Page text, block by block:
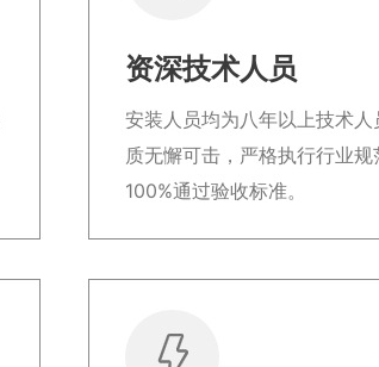
资深技术人员
安装人员均为八年以上技术
质无懈可击，严格执行行业
100%通过验收标准。